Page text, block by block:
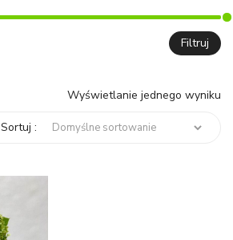
Filtruj
Wyświetlanie jednego wyniku
Sortuj :